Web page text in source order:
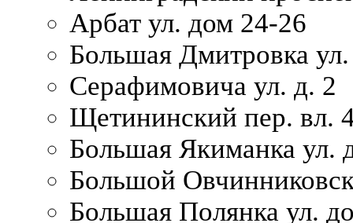
Арбат ул. дом 24-26
Большая Дмитровка
Серафимовича ул. д. 2
Щетининский пер. вл.
Большая Якиманка ул.
Большой
Большая Полянка ул.